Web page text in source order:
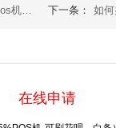
没有商户可以办pos机吗安全吗 下一条：
在线申请